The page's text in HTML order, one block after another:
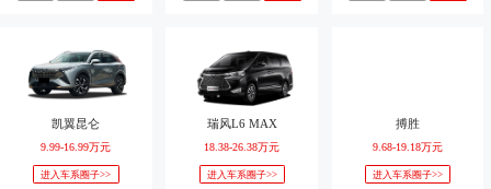
凯翼昆仑
9.99-16.99万元
进入车系圈子>>
瑞风L6 MAX
18.38-26.38万元
进入车系圈子>>
搏胜
9.68-19.18万元
进入车系圈子>>